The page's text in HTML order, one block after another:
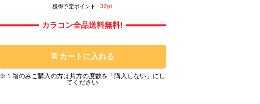
獲得予定ポイント : 32pt
カラコン全品送料無料!
カートに入れる
※１箱のみご購入の方は片方の度数を「購入しない」にし
てください